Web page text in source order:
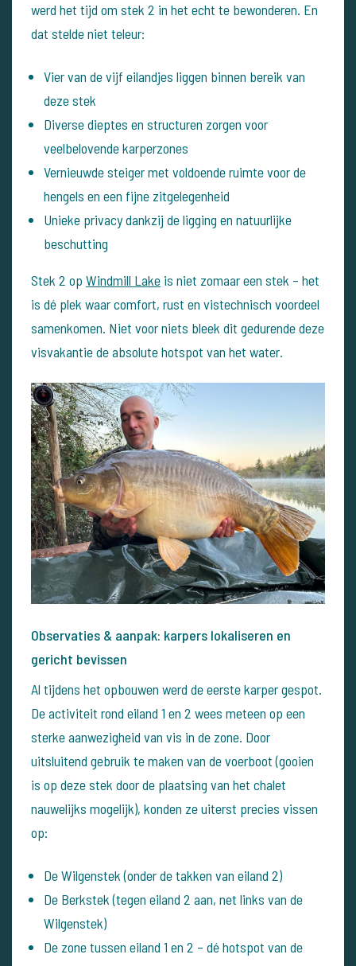
werd het tijd om stek 2 in het echt te bewonderen. En
dat stelde niet teleur:
Vier van de vijf eilandjes liggen binnen bereik van
deze stek
Diverse dieptes en structuren zorgen voor
veelbelovende karperzones
Vernieuwde steiger met voldoende ruimte voor de
hengels en een fijne zitgelegenheid
Unieke privacy dankzij de ligging en natuurlijke
beschutting
Stek 2 op Windmill Lake is niet zomaar een stek – het
is dé plek waar comfort, rust en vistechnisch voordeel
samenkomen. Niet voor niets bleek dit gedurende deze
visvakantie de absolute hotspot van het water.
Observaties & aanpak: karpers lokaliseren en
gericht bevissen
Al tijdens het opbouwen werd de eerste karper gespot.
De activiteit rond eiland 1 en 2 wees meteen op een
sterke aanwezigheid van vis in de zone. Door
uitsluitend gebruik te maken van de voerboot (gooien
is op deze stek door de plaatsing van het chalet
nauwelijks mogelijk), konden ze uiterst precies vissen
op:
De Wilgenstek (onder de takken van eiland 2)
De Berkstek (tegen eiland 2 aan, net links van de
Wilgenstek)
De zone tussen eiland 1 en 2 – dé hotspot van de